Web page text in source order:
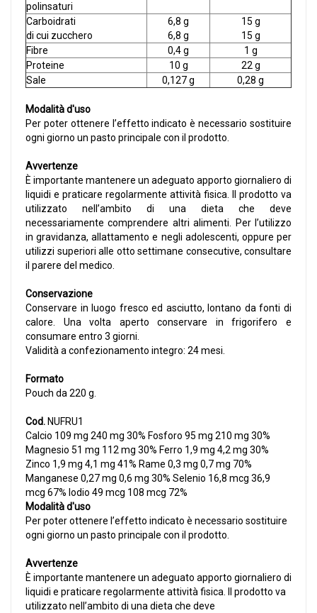
polinsaturi
Carboidrati
di cui zucchero
6,8 g
6,8 g
15 g
15 g
Fibre
0,4 g
1 g
Proteine
10 g
22 g
Sale
0,127 g 0,28 g
Modalità d'uso
Per poter ottenere l’effetto indicato è necessario sostituire
ogni giorno un pasto principale con il prodotto.
Avvertenze
È importante mantenere un adeguato apporto giornaliero di
liquidi e praticare regolarmente attività fisica. Il prodotto va
utilizzato nell’ambito di una dieta che deve
necessariamente comprendere altri alimenti. Per l’utilizzo
in gravidanza, allattamento e negli adolescenti, oppure per
utilizzi superiori alle otto settimane consecutive, consultare
il parere del medico.
Conservazione
Conservare in luogo fresco ed asciutto, lontano da fonti di
calore. Una volta aperto conservare in frigorifero e
consumare entro 3 giorni.
Validità a confezionamento integro: 24 mesi.
Formato
Pouch da 220 g.
Cod. NUFRU1
Calcio 109 mg 240 mg 30% Fosforo 95 mg 210 mg 30%
Magnesio 51 mg 112 mg 30% Ferro 1,9 mg 4,2 mg 30%
Zinco 1,9 mg 4,1 mg 41% Rame 0,3 mg 0,7 mg 70%
Manganese 0,27 mg 0,6 mg 30% Selenio 16,8 mcg 36,9
mcg 67% Iodio 49 mcg 108 mcg 72%
Modalità d'uso
Per poter ottenere l’effetto indicato è necessario sostituire
ogni giorno un pasto principale con il prodotto.
Avvertenze
È importante mantenere un adeguato apporto giornaliero di
liquidi e praticare regolarmente attività fisica. Il prodotto va
utilizzato nell’ambito di una dieta che deve